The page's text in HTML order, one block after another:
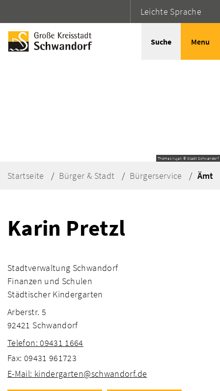
Leichte Sprache
Suche Menu
Thomas Kujat © Stadt Schwandorf
Startseite Bürger & Stadt Bürgerservice
Karin Pretzl
Stadtverwaltung Schwandorf
Finanzen und Schulen
Städtischer Kindergarten
Arberstr. 5
92421 Schwandorf
Telefon: 09431 1664
Fax: 09431 961723
E-Mail: kindergarten@schwandorf.de